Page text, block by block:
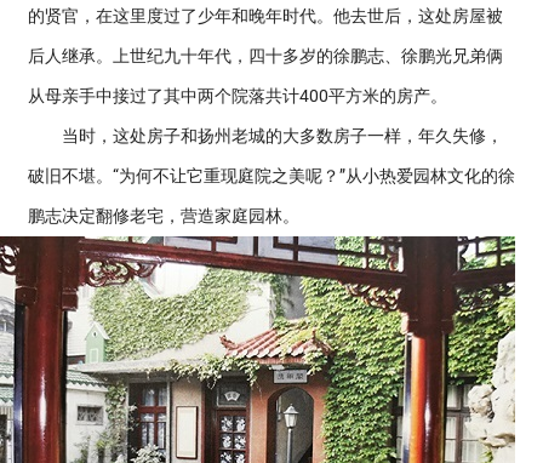
的贤官，在这里度过了少年和晚年时代。他去世后，这处房屋被
后人继承。上世纪九十年代，四十多岁的徐鹏志、徐鹏光兄弟俩
从母亲手中接过了其中两个院落共计400平方米的房产。
当时，这处房子和扬州老城的大多数房子一样，年久失修，
破旧不堪。“为何不让它重现庭院之美呢？”从小热爱园林文化的徐
鹏志决定翻修老宅，营造家庭园林。